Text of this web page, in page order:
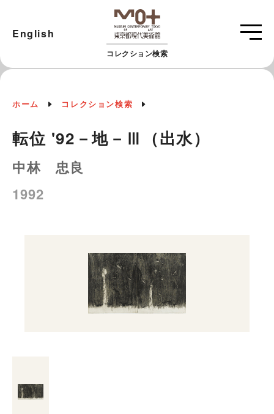
コレクション検索
English
ホーム コレクション検索
転位 '92－地－Ⅲ（出水）
中林 忠良
1992